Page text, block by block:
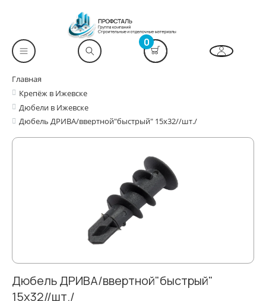
0
Главная
Крепёж в Ижевске
Дюбели в Ижевске
Дюбель ДРИВА/ввертной"быстрый" 15х32//шт./
Дюбель ДРИВА/ввертной"быстрый"
15х32//шт./